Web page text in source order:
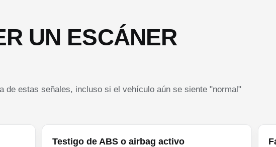
UN ESCÁNER
de estas señales, incluso si el vehículo aún se siente "normal"
Testigo de ABS o airbag activo